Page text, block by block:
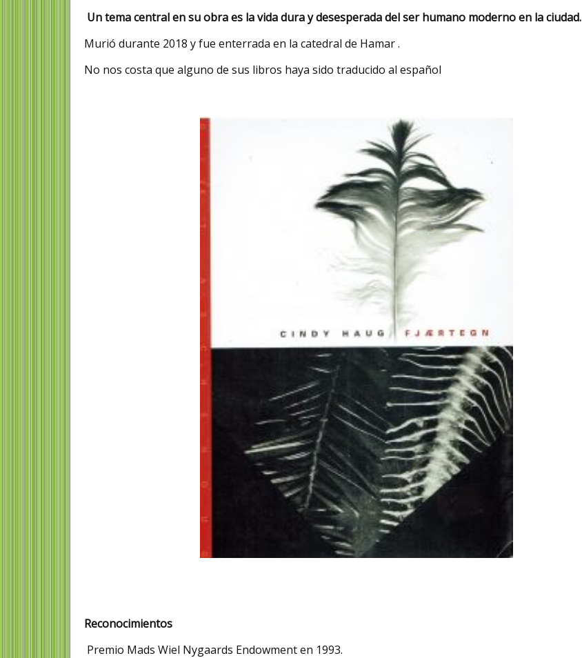
Un tema central en su obra es la vida dura y desesperada del ser humano moderno en la ciudad.
Murió durante 2018 y fue enterrada en la catedral de Hamar .
No nos costa que alguno de sus libros haya sido traducido al español
Reconocimientos
Premio Mads Wiel Nygaards Endowment en 1993.